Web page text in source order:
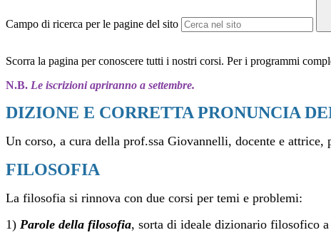
Campo di ricerca per le pagine del sito
Scorra la pagina per conoscere tutti i nostri corsi. Per i programmi
N.B. Le iscrizioni apriranno a settembre.
DIZIONE E CORRETTA PRONUNCIA
Un corso, a cura della prof.ssa Giovannelli, docente e attrice,
FILOSOFIA
La filosofia si rinnova con due corsi per temi e problemi:
1) Parole della filosofia, sorta di ideale dizionario filosofico